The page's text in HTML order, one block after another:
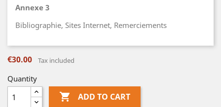
Annexe 3
Bibliographie, Sites Internet, Remerciements
€30.00 Tax included
Quantity
 ADD TO CART